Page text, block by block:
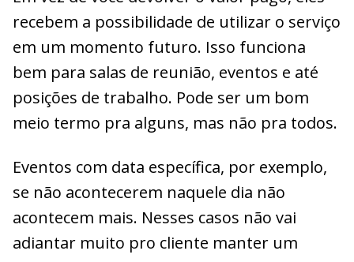
recebem a possibilidade de utilizar o serviço
em um momento futuro. Isso funciona
bem para salas de reunião, eventos e até
posições de trabalho. Pode ser um bom
meio termo pra alguns, mas não pra todos.
Eventos com data específica, por exemplo,
se não acontecerem naquele dia não
acontecem mais. Nesses casos não vai
adiantar muito pro cliente manter um